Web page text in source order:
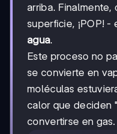
arriba.
superficie, ¡POP! -
agua.
Este proceso no
se convierte en
moléculas
calor que deciden
convertirse en gas.